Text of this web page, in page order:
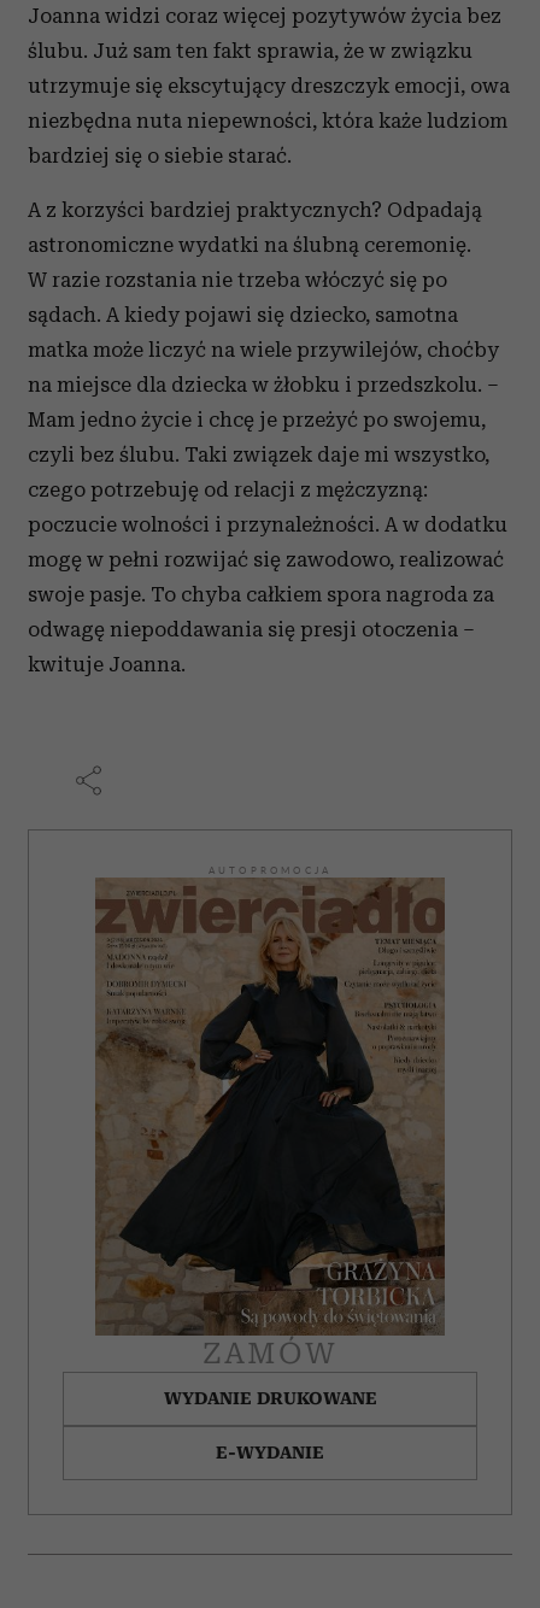
Joanna widzi coraz więcej pozytywów życia bez
ślubu. Już sam ten fakt sprawia, że w związku
utrzymuje się ekscytujący dreszczyk emocji, owa
niezbędna nuta niepewności, która każe ludziom
bardziej się o siebie starać.
A z korzyści bardziej praktycznych? Odpadają
astronomiczne wydatki na ślubną ceremonię.
W razie rozstania nie trzeba włóczyć się po
sądach. A kiedy pojawi się dziecko, samotna
matka może liczyć na wiele przywilejów, choćby
na miejsce dla dziecka w żłobku i przedszkolu. –
Mam jedno życie i chcę je przeżyć po swojemu,
czyli bez ślubu. Taki związek daje mi wszystko,
czego potrzebuję od relacji z mężczyzną:
poczucie wolności i przynależności. A w dodatku
mogę w pełni rozwijać się zawodowo, realizować
swoje pasje. To chyba całkiem spora nagroda za
odwagę niepoddawania się presji otoczenia –
kwituje Joanna.
AUTOPROMOCJA
ZAMÓW
WYDANIE DRUKOWANE
E-WYDANIE